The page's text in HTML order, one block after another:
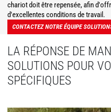
chariot doit être repensée, afin
d'excellentes conditions de travail.
CONTACTEZ NOTRE ÉQUIPE
LA RÉPONSE DE
SOLUTIONS POUR
SPÉCIFIQUES